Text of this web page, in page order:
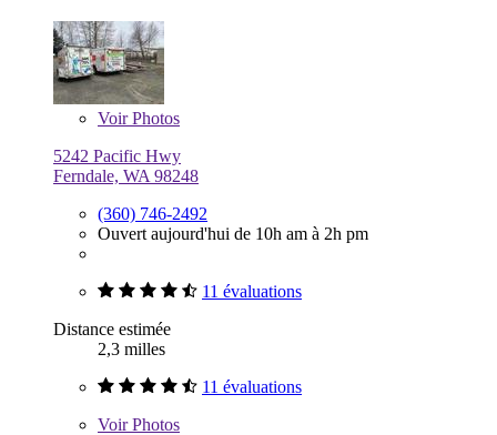
VoirPhotos
5242 Pacific Hwy
Ferndale, WA 98248
(360) 746-2492
Ouvert aujourd'hui de 10h am à 2h pm
11 évaluations
Distance estimée
2,3 milles
11 évaluations
VoirPhotos